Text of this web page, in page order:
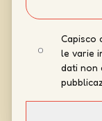
Capisco
le varie
dati non